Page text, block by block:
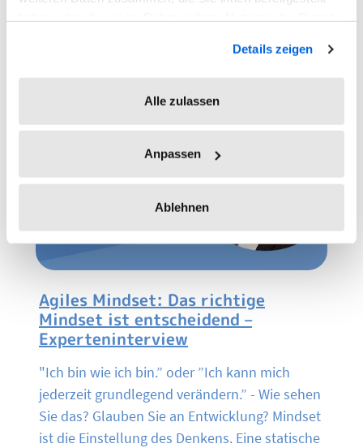
Details zeigen
Alle zulassen
Anpassen
Ablehnen
13.03.2018
Agiles Mindset: Das richtige
Mindset ist entscheidend –
Experteninterview
"Ich bin wie ich bin.” oder ”Ich kann mich
jederzeit grundlegend verändern.” - Wie sehen
Sie das? Glauben Sie an Entwicklung? Mindset
ist die Einstellung des Denkens. Eine statische